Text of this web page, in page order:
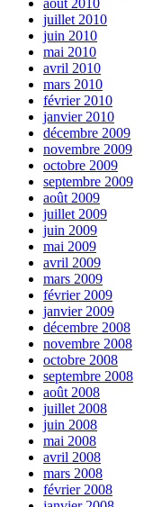
juillet 2010
juin 2010
mai 2010
avril 2010
mars 2010
février 2010
janvier 2010
décembre 2009
novembre 2009
octobre 2009
septembre 2009
août 2009
juillet 2009
juin 2009
mai 2009
avril 2009
mars 2009
février 2009
janvier 2009
décembre 2008
novembre 2008
octobre 2008
septembre 2008
août 2008
juillet 2008
juin 2008
mai 2008
avril 2008
mars 2008
février 2008